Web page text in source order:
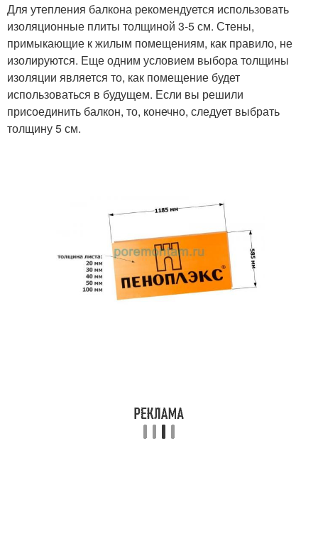
Для утепления балкона рекомендуется использовать
изоляционные плиты толщиной 3-5 см. Стены,
примыкающие к жилым помещениям, как правило, не
изолируются. Еще одним условием выбора толщины
изоляции является то, как помещение будет
использоваться в будущем. Если вы решили
присоединить балкон, то, конечно, следует выбрать
толщину 5 см.